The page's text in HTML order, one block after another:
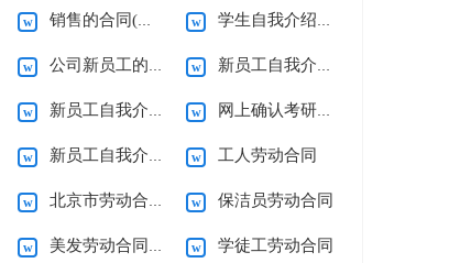
销售的合同(通用15篇) 学生自我介绍(集锦15篇)
公司新员工的自我介绍 新员工自我介绍(集合15篇)
新员工自我介绍(集锦15篇) 网上确认考研诚信承诺书
新员工自我介绍精选15篇 工人劳动合同
北京市劳动合同(15篇) 保洁员劳动合同
美发劳动合同12篇 学徒工劳动合同